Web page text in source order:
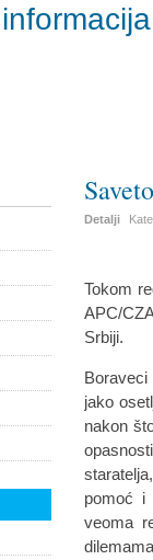
Detalji
Tokom
APC/
Srbiji.
Boraveci
jako
nakon
pomoć i
veoma